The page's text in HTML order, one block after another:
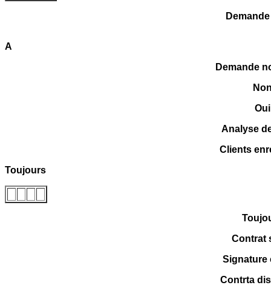
A
Demande
Oui
Analyse
Clients
Toujours
Contrat
Signature
Contrta